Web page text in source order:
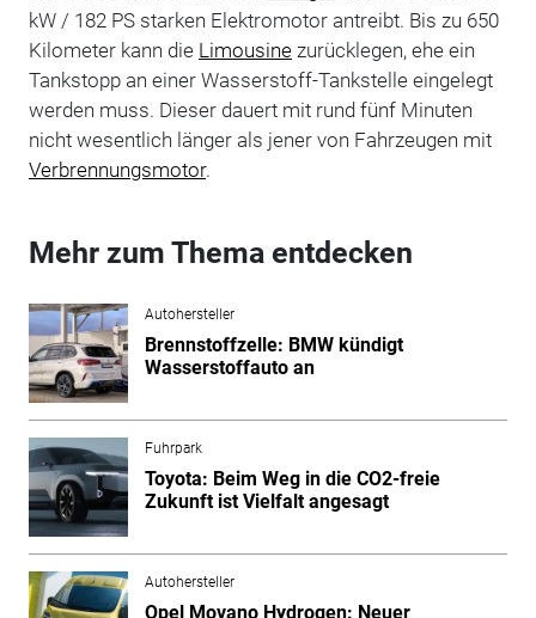
kW / 182 PS starken Elektromotor antreibt. Bis zu 650
Kilometer kann die Limousinezurücklegen, ehe ein
Tankstopp an einer Wasserstoff-Tankstelle eingelegt
werden muss. Dieser dauert mit rund fünf Minuten
nicht wesentlich länger als jener von Fahrzeugen mit
Verbrennungsmotor.
Mehr zum Thema entdecken
Autohersteller
Brennstoffzelle: BMW kündigt
Wasserstoffauto an
Fuhrpark
Toyota: Beim Weg in die CO2-freie
Zukunft ist Vielfalt angesagt
Autohersteller
Opel Movano Hydrogen: Neuer